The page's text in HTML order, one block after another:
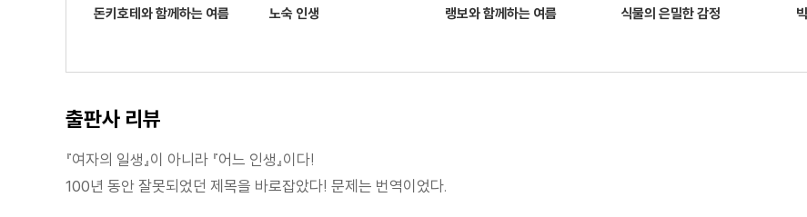
돈키호테와 함께하는 여름 노숙 인생 랭보와 함께하는 여름 식물의 은밀한 감정
출판사 리뷰
『여자의 일생』이 아니라 『어느 인생』이다!
100년 동안 잘못되었던 제목을 바로잡았다! 문제는 번역이었다.